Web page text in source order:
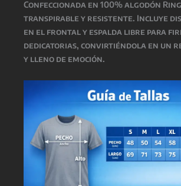
Confeccionada en 100% algodón
transpirable y resistente. Incluye
en el frontal y espalda libre para
dedicatorias, convirtiéndola en un
y lleno de emoción.